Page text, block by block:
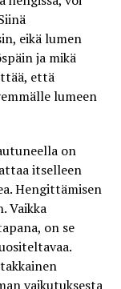
eikä lumen
ja mikä
että
lumeen
on
itselleen
Hengittämisen
Vaikka
on se
vaikutuksesta